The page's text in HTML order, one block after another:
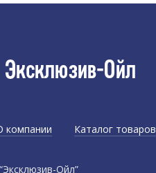
компании Каталог товаров
Ойл”